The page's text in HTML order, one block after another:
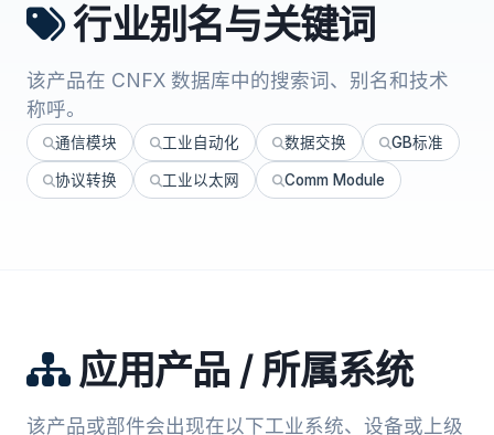
行业别名与关键词
该产品在 CNFX 数据库中的搜索词、别名和技术
称呼。
通信模块 工业自动化 数据交换 GB标准
协议转换 工业以太网 Comm Module
应用产品 / 所属系统
该产品或部件会出现在以下工业系统、设备或上级